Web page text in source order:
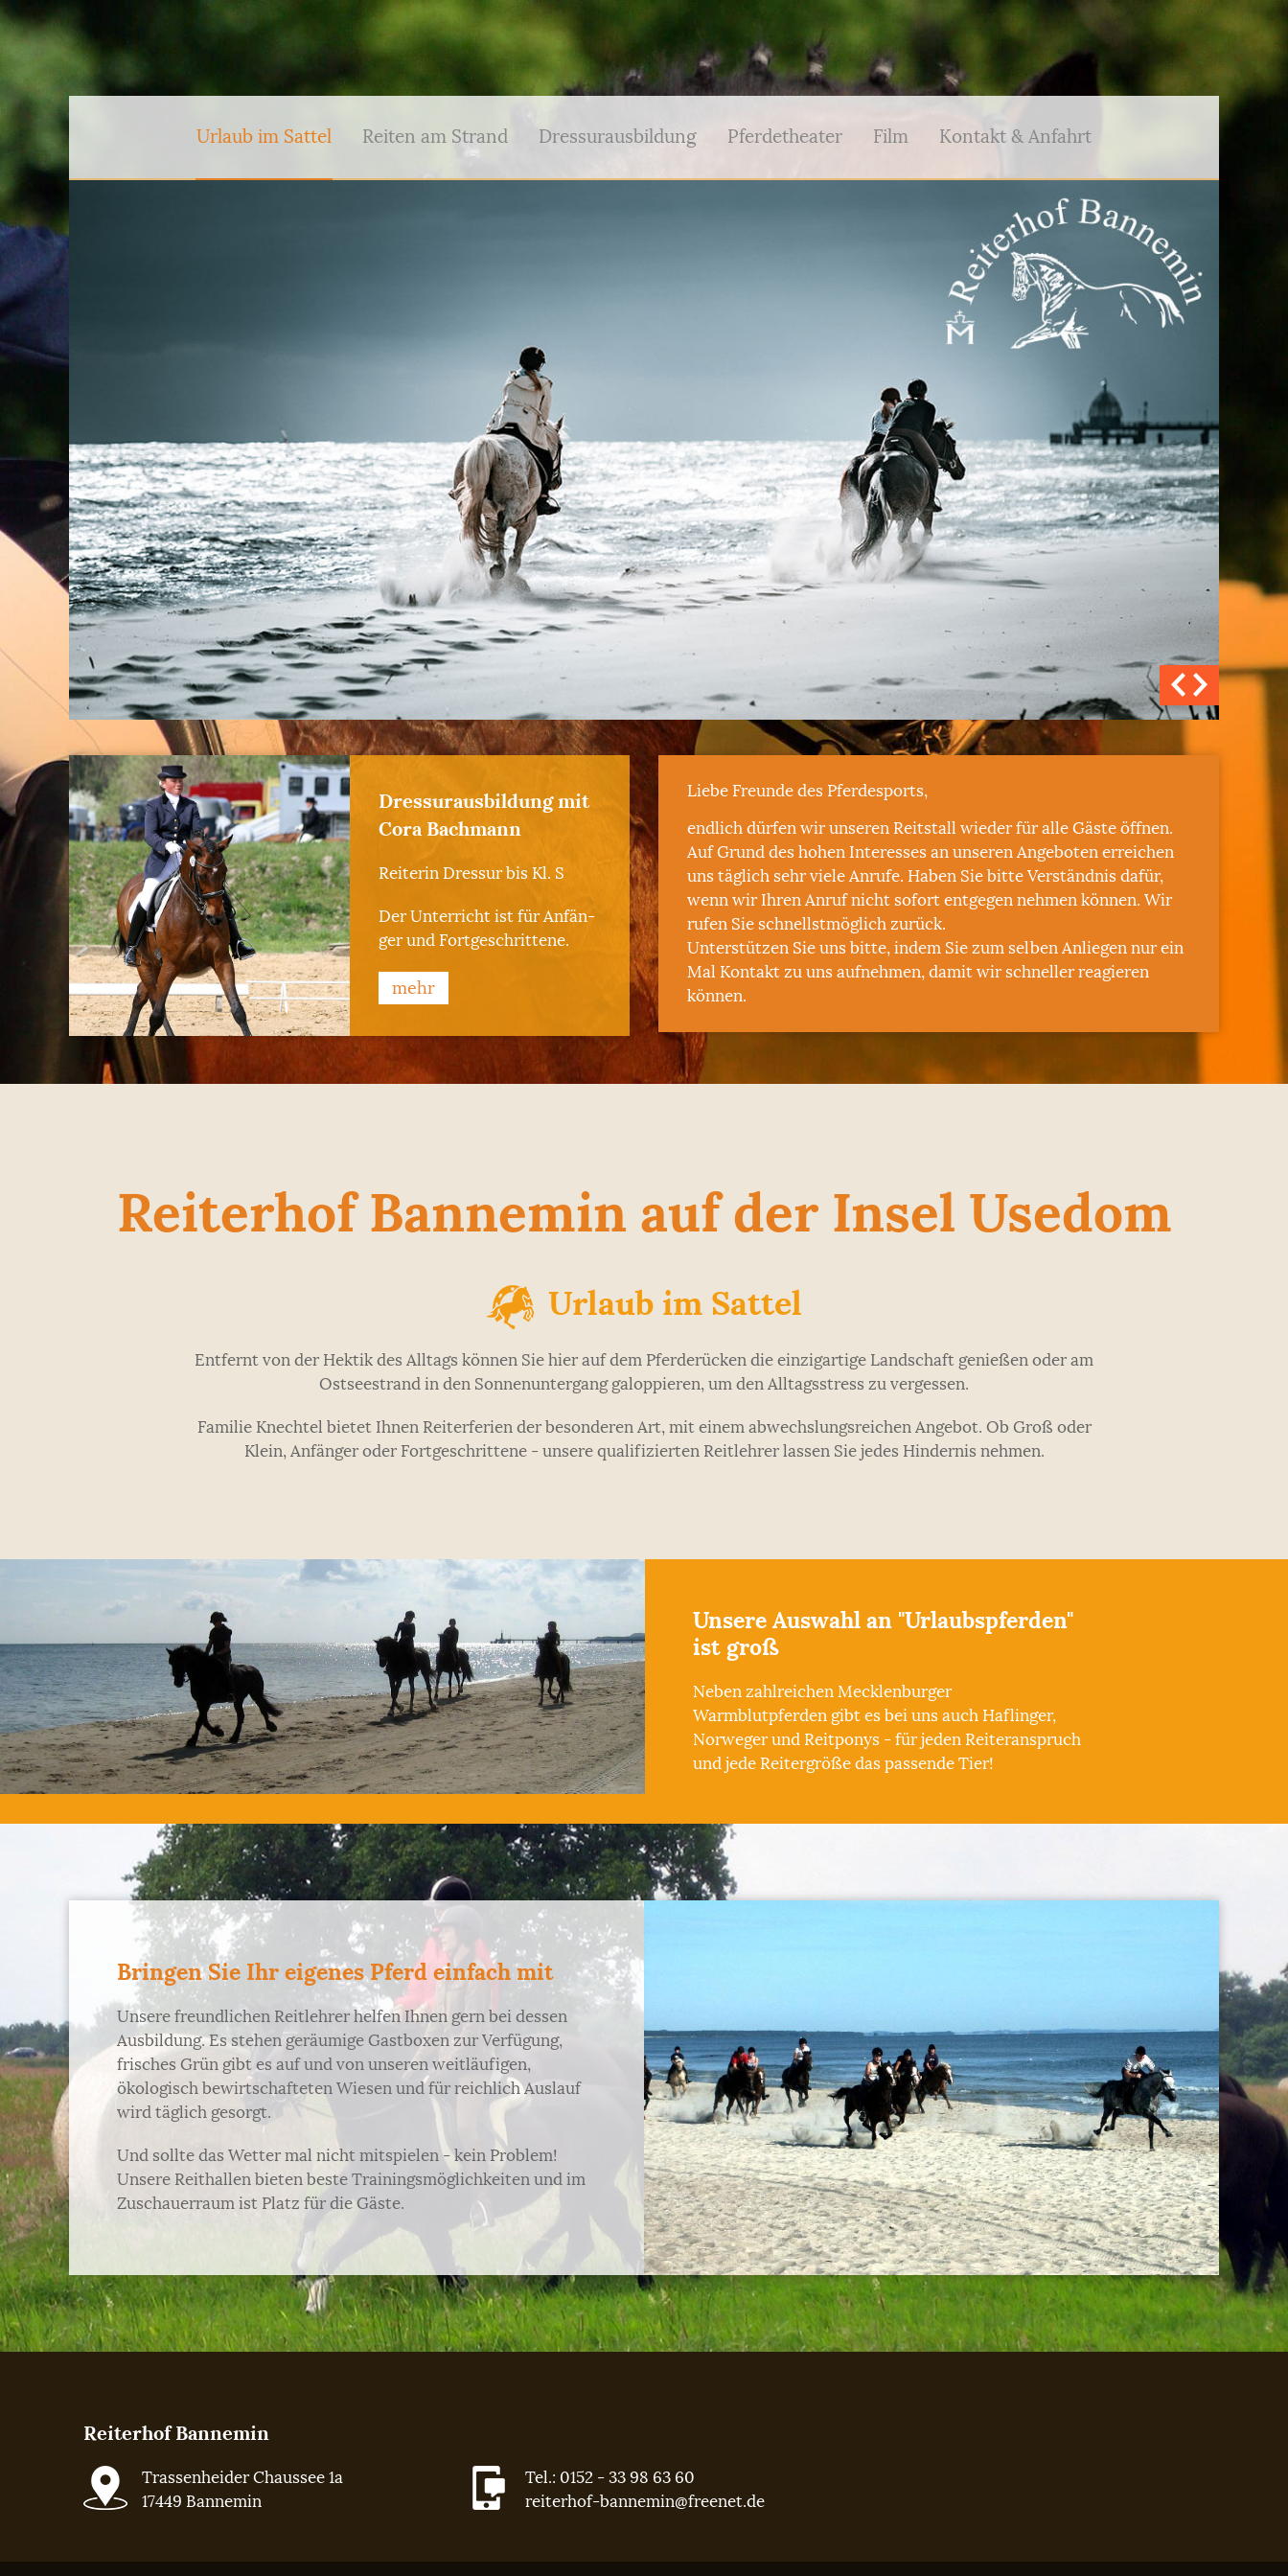
Urlaub im Sattel Reiten am Strand Dressurausbildung Pferdetheater Film Kontakt & Anfahrt
Dressurausbildung mit
Cora Bachmann
Reiterin Dressur bis Kl. S
Der Unterricht ist für Anfän­
ger und Fortgeschrittene.
mehr
Liebe Freunde des Pferdesports,
endlich dürfen wir unseren Reitstall wieder für alle Gäste öffnen.
Auf Grund des hohen Interesses an unseren Angeboten erreichen
uns täglich sehr viele Anrufe. Haben Sie bitte Verständnis dafür,
wenn wir Ihren Anruf nicht sofort entgegen nehmen können. Wir
rufen Sie schnellstmöglich zurück.
Unterstützen Sie uns bitte, indem Sie zum selben Anliegen nur ein
Mal Kontakt zu uns aufnehmen, damit wir schneller reagieren
können.
Reiterhof Bannemin auf der Insel Usedom
Urlaub im Sattel
Entfernt von der Hektik des Alltags können Sie hier auf dem Pferderücken die einzigartige Landschaft genießen oder am
Ostseestrand in den Sonnenuntergang galoppieren, um den Alltagsstress zu vergessen.
Familie Knechtel bietet Ihnen Reiterferien der besonderen Art, mit einem abwechslungsreichen Angebot. Ob Groß oder
Klein, Anfänger oder Fortgeschrittene - unsere qualifizierten Reitlehrer lassen Sie jedes Hindernis nehmen.
Unsere Auswahl an "Urlaubspferden"
ist groß
Neben zahlreichen Mecklenburger
Warmblutpferden gibt es bei uns auch Haflinger,
Norweger und Reitponys - für jeden Reiteranspruch
und jede Reitergröße das passende Tier!
Bringen Sie Ihr eigenes Pferd einfach mit
Unsere freundlichen Reitlehrer helfen Ihnen gern bei dessen
Ausbildung. Es stehen geräumige Gastboxen zur Verfügung,
frisches Grün gibt es auf und von unseren weitläufigen,
ökologisch bewirtschafteten Wiesen und für reichlich Auslauf
wird täglich gesorgt.
Und sollte das Wetter mal nicht mitspielen - kein Problem!
Unsere Reithallen bieten beste Trainingsmöglichkeiten und im
Zuschauerraum ist Platz für die Gäste.
Reiterhof Bannemin
Trassenheider Chaussee 1a
17449 Bannemin
Tel.: 0152 - 33 98 63 60
reiterhof-bannemin@freenet.de